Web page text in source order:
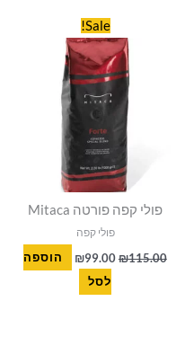
Sale!
פולי קפה פורטה Mitaca
פולי קפה
₪115.00
המחיר
המקורי
היה:
₪115.00.
₪99.00
הנוכחי
הוא:
₪99.00.
הוספה
לסל